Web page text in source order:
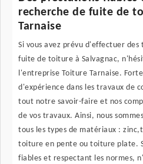
recherche de fuite de
Tarnaise
Si vous avez prévu d'effectuer
fuite de toiture à Salvagnac,
l'entreprise Toiture Tarnaise.
d'expérience dans les travaux de
tout notre savoir-faire et nos
de vos travaux. Ainsi, nous
tous les types de matériaux :
toiture en pente ou toiture plate.
fiables et respectant les normes,